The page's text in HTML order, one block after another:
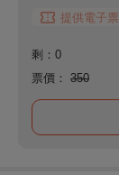
提供電子票
剩：0
票價：
350